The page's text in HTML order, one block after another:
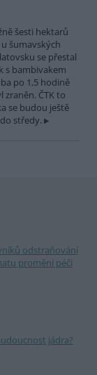
šesti hektarů
šumavských
se přestal
s bambivakem
po 1,5 hodině
zraněn. ČTK to
se budou ještě
středy.
odstraňování
promění péči
jádra?